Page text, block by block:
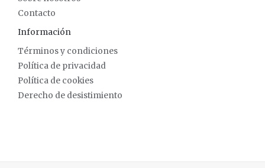
Contacto
Información
Términos y condiciones
Política de privacidad
Política de cookies
Derecho de desistimiento